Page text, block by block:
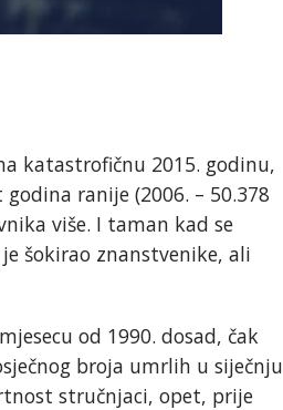
katastrofičnu 2015. godinu,
ranije (2006. – 50.378
više. I taman kad se
šokirao znanstvenike, ali
od 1990. dosad, čak
broja umrlih u siječnju
stručnjaci, opet, prije